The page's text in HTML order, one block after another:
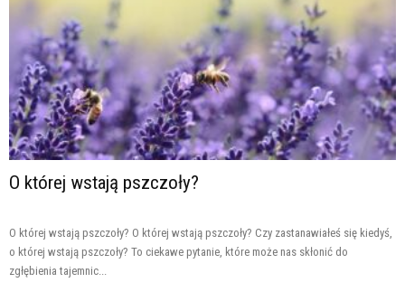
O której wstają pszczoły?
O której wstają pszczoły? O której wstają pszczoły? Czy zastanawiałeś się kiedyś,
o której wstają pszczoły? To ciekawe pytanie, które może nas skłonić do
zgłębienia tajemnic...